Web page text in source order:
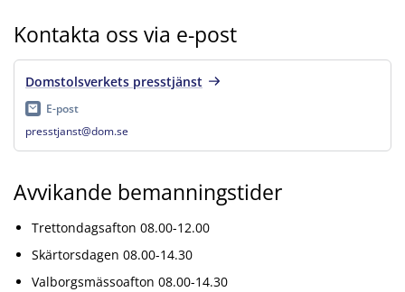
Kontakta oss via e-post
Domstolsverkets presstjänst
E-post
presstjanst@dom.se
Avvikande bemanningstider
Trettondagsafton 08.00-12.00
Skärtorsdagen 08.00-14.30
Valborgsmässoafton 08.00-14.30